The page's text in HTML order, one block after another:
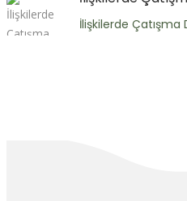
İlişkilerde Çatışma